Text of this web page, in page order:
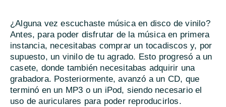
¿Alguna vez escuchaste música en disco de vinilo?
Antes, para poder disfrutar de la música en primera
instancia, necesitabas comprar un tocadiscos y, por
supuesto, un vinilo de tu agrado. Esto progresó a un
casete, donde también necesitabas adquirir una
grabadora. Posteriormente, avanzó a un CD, que
terminó en un MP3 o un iPod, siendo necesario el
uso de auriculares para poder reproducirlos.